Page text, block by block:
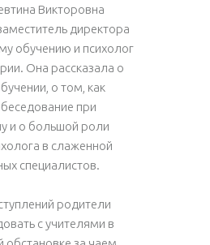
Викторовна
директора
обучению и психолог
Она рассказала о
о том, как
при
и о большой роли
в слаженной
специалистов.
родители
с учителями в